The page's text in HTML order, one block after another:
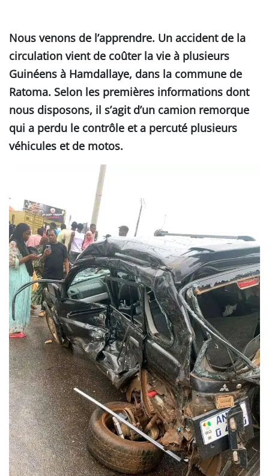
Nous venons de l’apprendre. Un accident de la
circulation vient de coûter la vie à plusieurs
Guinéens à Hamdallaye, dans la commune de
Ratoma. Selon les premières informations dont
nous disposons, il s’agit d’un camion remorque
qui a perdu le contrôle et a percuté plusieurs
véhicules et de motos.